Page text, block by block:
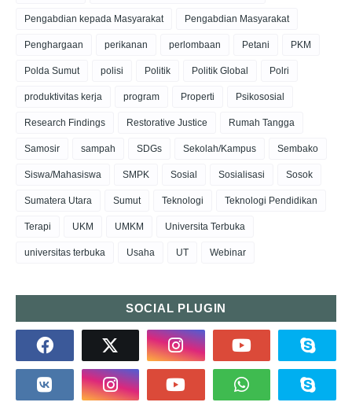
Pengabdian kepada Masyarakat Pengabdian Masyarakat
Penghargaan perikanan perlombaan Petani PKM
Polda Sumut polisi Politik Politik Global Polri
produktivitas kerja program Properti Psikososial
Research Findings Restorative Justice Rumah Tangga
Samosir sampah SDGs Sekolah/Kampus Sembako
Siswa/Mahasiswa SMPK Sosial Sosialisasi Sosok
Sumatera Utara Sumut Teknologi Teknologi Pendidikan
Terapi UKM UMKM Universita Terbuka
universitas terbuka Usaha UT Webinar
SOCIAL PLUGIN